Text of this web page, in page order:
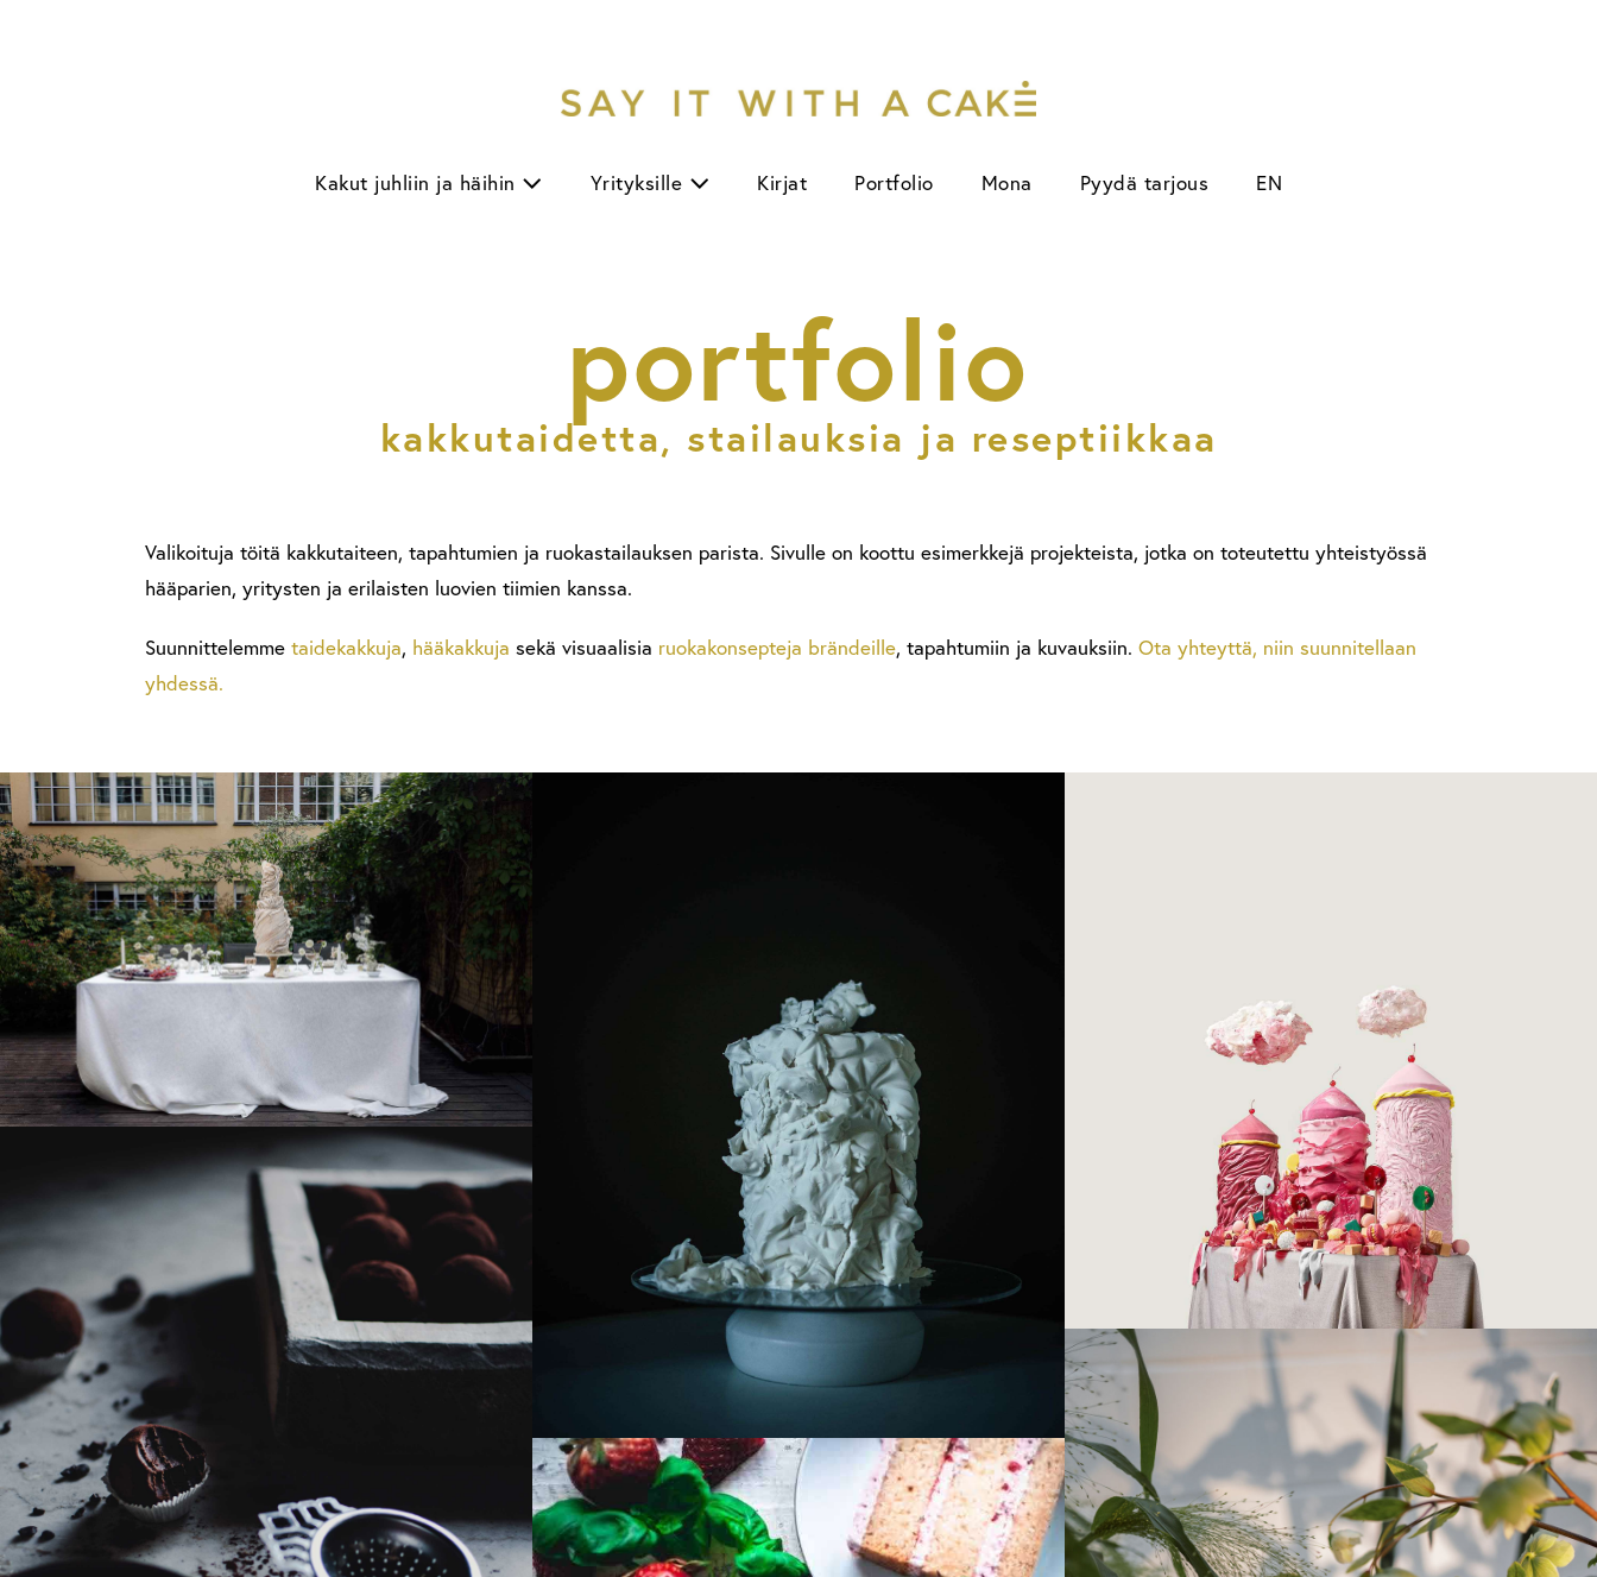
Kakut juhliin ja häihin Yrityksille Kirjat Portfolio Mona Pyydä tarjous EN
portfolio
kakkutaidetta, stailauksia ja reseptiikkaa
Valikoituja töitä kakkutaiteen, tapahtumien ja ruokastailauksen parista. Sivulle on koottu esimerkkejä projekteista, jotka on toteutettu yhteistyössä
hääparien, yritysten ja erilaisten luovien tiimien kanssa.
Suunnittelemme taidekakkuja, hääkakkuja sekä visuaalisia ruokakonsepteja brändeille, tapahtumiin ja kuvauksiin. Ota yhteyttä, niin suunnitellaan
yhdessä.